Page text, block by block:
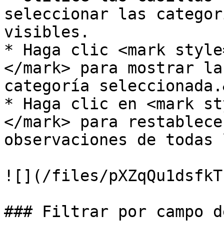
seleccionar las
visibles.
* Haga clic <mark
</mark> para mostrar
categoría
* Haga clic en <mark
</mark> para
observaciones de
![](/files/
### Filtrar por campo